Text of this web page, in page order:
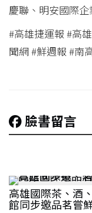
慶聯、明安國際
#高雄捷運報 #高
聞網 #鮮週報 #南
臉書留言
高雄國際茶、酒
館同步邀品茗嘗